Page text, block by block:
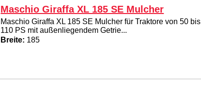
Maschio Giraffa XL 185 SE Mulcher
Maschio Giraffa XL 185 SE Mulcher für Traktore von 50 bis
110 PS mit außenliegendem Getrie...
Breite: 185